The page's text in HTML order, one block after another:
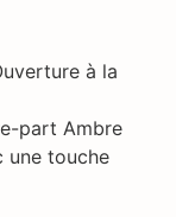
à la
part Ambre
une touche